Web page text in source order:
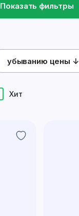
Показать фильтры
Хит
убыванию цены ↓